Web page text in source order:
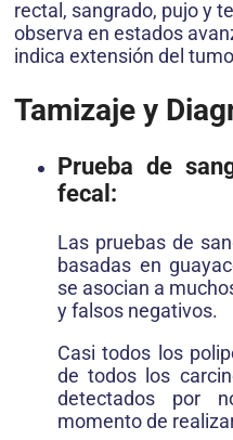
rectal, sangrado, pujo y
observa en estados
indica extensión del
Tamizaje y
Prueba de
fecal:
Las pruebas de
basadas en
se asocian a
y falsos negativos.
Casi todos los
de todos los
detectados por
momento de